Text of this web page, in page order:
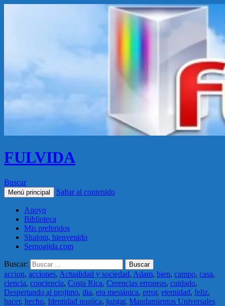
FULVIDA
Buscar
Menú principal Saltar al contenido
Apoyo
Biblioteca
Mis preferidos
Shalom, bienvenido
Sernoajida.com
Buscar:
accion, acciones, Actualidad y sociedad, Adam, bien, campo, casa,
ciencia, conciencia, Costa Rica, Creencias erroneas, cuidado,
Despertando al projimo, dia, era mesiánica, error, eternidad, feliz,
hacer, hecho, Identidad noajica, juzgar, Mandamientos Universales